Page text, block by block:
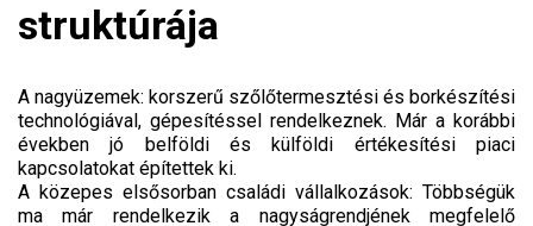
struktúrája
A nagyüzemek: korszerű szőlőtermesztési és borkészítési
technológiával, gépesítéssel rendelkeznek. Már a korábbi
években jó belföldi és külföldi értékesítési piaci
kapcsolatokat építettek ki.
A közepes elsősorban családi vállalkozások: Többségük
ma már rendelkezik a nagyságrendjének megfelelő